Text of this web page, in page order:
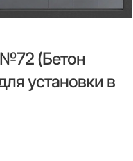
(Бетон
установки в